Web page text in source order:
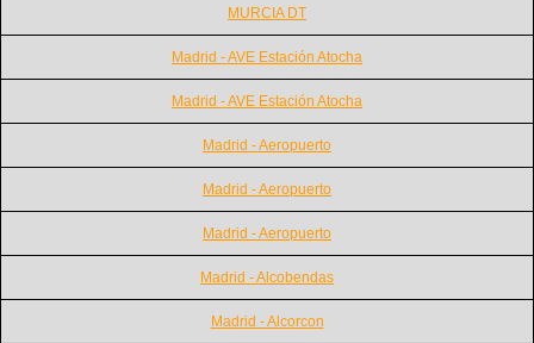
MURCIA DT
Madrid - AVE Estación Atocha
Madrid - AVE Estación Atocha
Madrid - Aeropuerto
Madrid - Aeropuerto
Madrid - Aeropuerto
Madrid - Alcobendas
Madrid - Alcorcon